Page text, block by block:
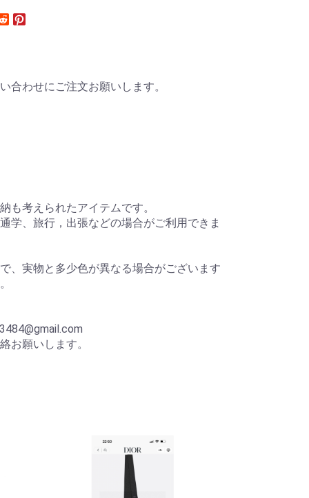
合わせにご注文お願いします。
考えられたアイテムです。
学、旅行，出張などの場合がご利用できま
、実物と多少色が異なる場合がございます
お願いします。